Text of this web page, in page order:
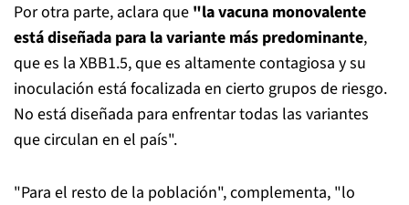
Por otra parte, aclara que "la vacuna monovalente
está diseñada para la variante más predominante,
que es la XBB1.5, que es altamente contagiosa y su
inoculación está focalizada en cierto grupos de riesgo.
No está diseñada para enfrentar todas las variantes
que circulan en el país".
"Para el resto de la población", complementa, "lo